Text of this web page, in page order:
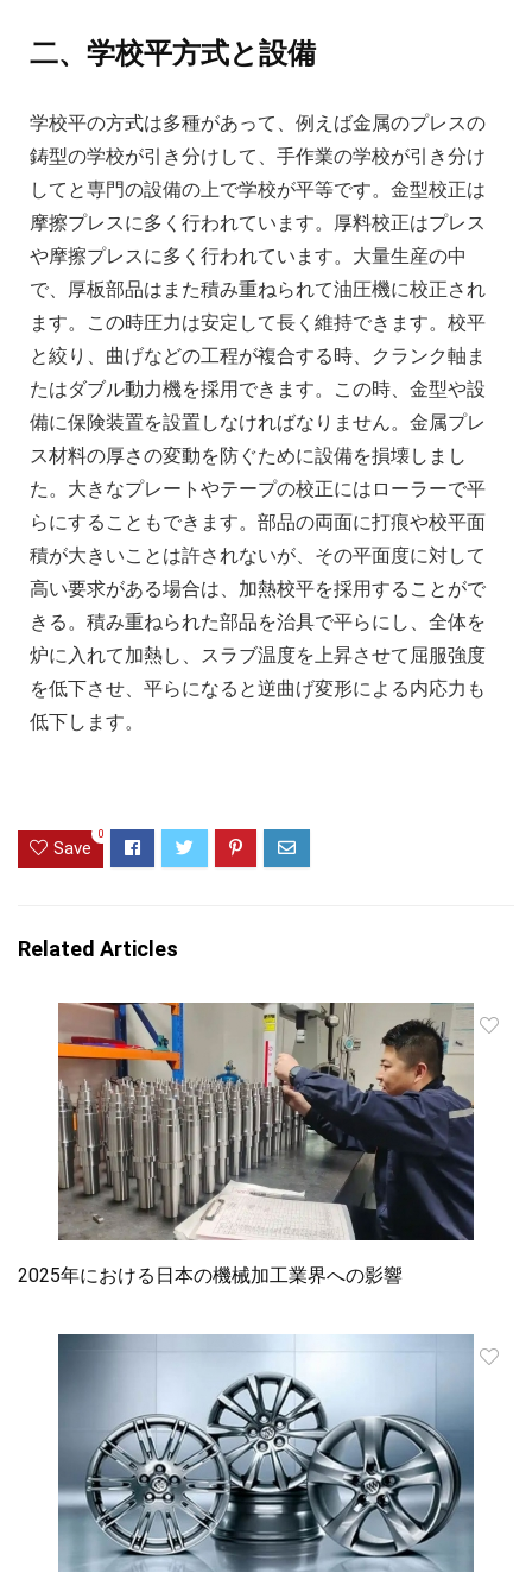
二、学校平方式と設備
学校平の方式は多種があって、例えば金属のプレスの
鋳型の学校が引き分けして、手作業の学校が引き分け
してと専門の設備の上で学校が平等です。金型校正は
摩擦プレスに多く行われています。厚料校正はプレス
や摩擦プレスに多く行われています。大量生産の中
で、厚板部品はまた積み重ねられて油圧機に校正され
ます。この時圧力は安定して長く維持できます。校平
と絞り、曲げなどの工程が複合する時、クランク軸ま
たはダブル動力機を採用できます。この時、金型や設
備に保険装置を設置しなければなりません。金属プレ
ス材料の厚さの変動を防ぐために設備を損壊しまし
た。大きなプレートやテープの校正にはローラーで平
らにすることもできます。部品の両面に打痕や校平面
積が大きいことは許されないが、その平面度に対して
高い要求がある場合は、加熱校平を採用することがで
きる。積み重ねられた部品を治具で平らにし、全体を
炉に入れて加熱し、スラブ温度を上昇させて屈服強度
を低下させ、平らになると逆曲げ変形による内応力も
低下します。
Save
0
Related Articles
2025年における日本の機械加工業界への影響